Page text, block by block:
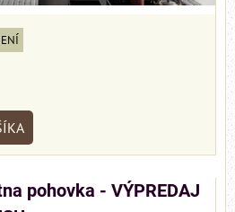
pohovka - VÝPREDAJ